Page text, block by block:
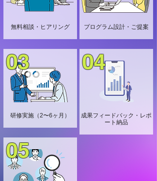
無料相談・ヒアリング
03
研修実施（2〜6ヶ月）
05
プログラム設計・ご提案
04
成果フィードバック・レポ
ート納品